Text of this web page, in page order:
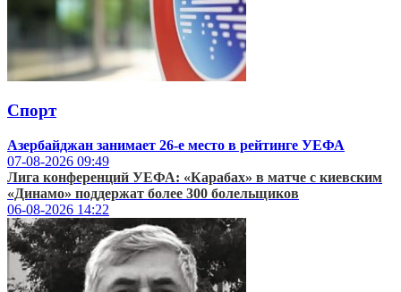
Спорт
Азербайджан занимает 26-е место в рейтинге УЕФА
07-08-2026 09:49
Лига конференций УЕФА: «Карабах» в матче с киевским
«Динамо» поддержат более 300 болельщиков
06-08-2026 14:22